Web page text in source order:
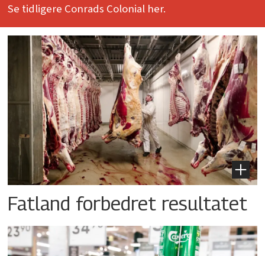
Se tidligere Conrads Colonial her.
Fatland forbedret resultatet